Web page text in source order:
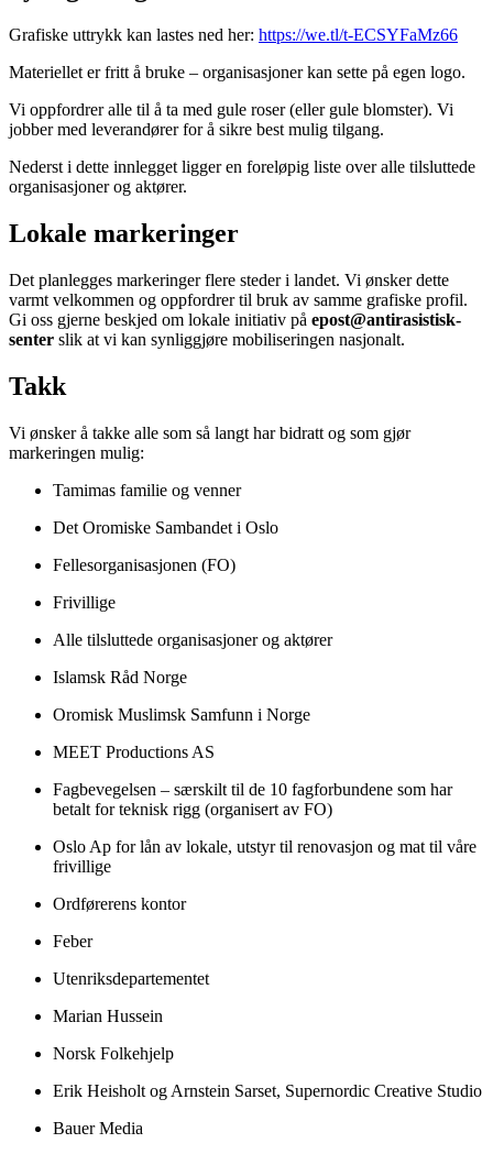
Grafiske uttrykk kan lastes ned her: https://we.tl/t-ECSYFaMz66
Materiellet er fritt å bruke – organisasjoner kan sette på egen logo.
Vi oppfordrer alle til å ta med gule roser (eller gule blomster). Vi
jobber med leverandører for å sikre best mulig tilgang.
Nederst i dette innlegget ligger en foreløpig liste over alle tilsluttede
organisasjoner og aktører.
Lokale markeringer
Det planlegges markeringer flere steder i landet. Vi ønsker dette
varmt velkommen og oppfordrer til bruk av samme grafiske profil.
Gi oss gjerne beskjed om lokale initiativ på epost@antirasistisk-
senter slik at vi kan synliggjøre mobiliseringen nasjonalt.
Takk
Vi ønsker å takke alle som så langt har bidratt og som gjør
markeringen mulig:
Tamimas familie og venner
Det Oromiske Sambandet i Oslo
Fellesorganisasjonen (FO)
Frivillige
Alle tilsluttede organisasjoner og aktører
Islamsk Råd Norge
Oromisk Muslimsk Samfunn i Norge
MEET Productions AS
Fagbevegelsen – særskilt til de 10 fagforbundene som har
betalt for teknisk rigg (organisert av FO)
Oslo Ap for lån av lokale, utstyr til renovasjon og mat til våre
frivillige
Ordførerens kontor
Feber
Utenriksdepartementet
Marian Hussein
Norsk Folkehjelp
Erik Heisholt og Arnstein Sarset, Supernordic Creative Studio
Bauer Media